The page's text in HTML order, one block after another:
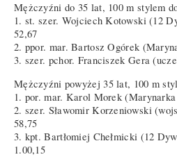
Mężczyźni do 35 lat, 100 m stylem
1. st. szer. Wojciech Kotowski (12
52,67
2. ppor. mar. Bartosz Ogórek
3. szer. pchor. Franciszek Gera
Mężczyźni powyżej 35 lat, 100 m
1. por. mar. Karol Morek
2. szer. Sławomir Korzeniowski
58,75
3. kpt. Bartłomiej Chełmicki (12
1.00,15